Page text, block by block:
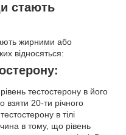
стають
жирними або
відносяться:
тестостерону в його
взяти 20-ти річного
в тілі
в тому, що рівень